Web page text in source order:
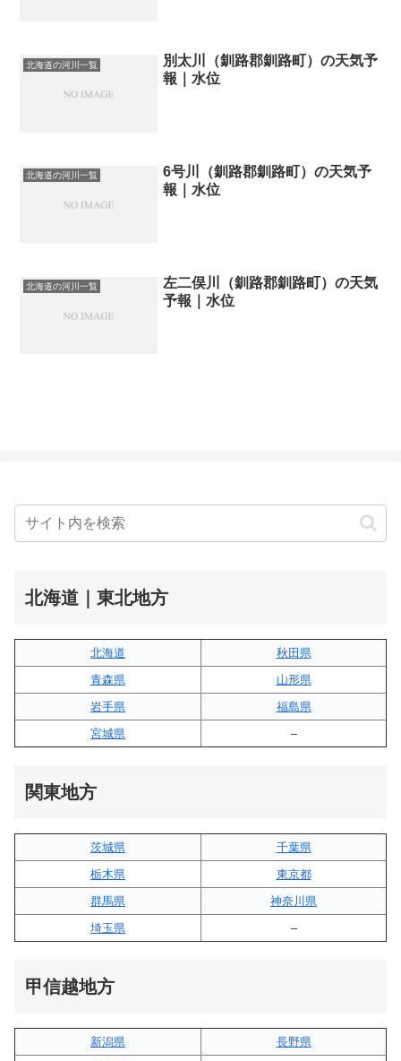
北海道の河川一覧
別太川（釧路郡釧路町）の天気予
報｜水位
北海道の河川一覧
6号川（釧路郡釧路町）の天気予
報｜水位
北海道の河川一覧
左二俣川（釧路郡釧路町）の天気
予報｜水位
北海道｜東北地方
北海道
秋田県
青森県
山形県
岩手県
福島県
宮城県
–
関東地方
茨城県
千葉県
栃木県
東京都
群馬県
神奈川県
埼玉県
–
甲信越地方
新潟県
長野県